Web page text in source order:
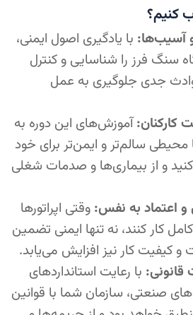
کنیم؟
آسیب‌ها: با یادگیری اصول ایمنی،
سنگ فرز را شناسایی و کنترل
جدی جلوگیری به عمل
کارکنان:آموزش‌های این دوره به
سالم‌تر و ایمن‌تر برای خود
کنید و از بیماری‌ها و صدمات شغلی
و اعتماد به نفس: وقتی اپراتورها
کار کنند، نه تنها ایمنی تضمین
کیفیت کار نیز افزایش می‌یابد.
قانونی: با رعایت استانداردهای
صنعتی، سازمان شما با قوانین